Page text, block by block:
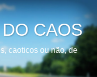
CAOS
caoticos ou não, de